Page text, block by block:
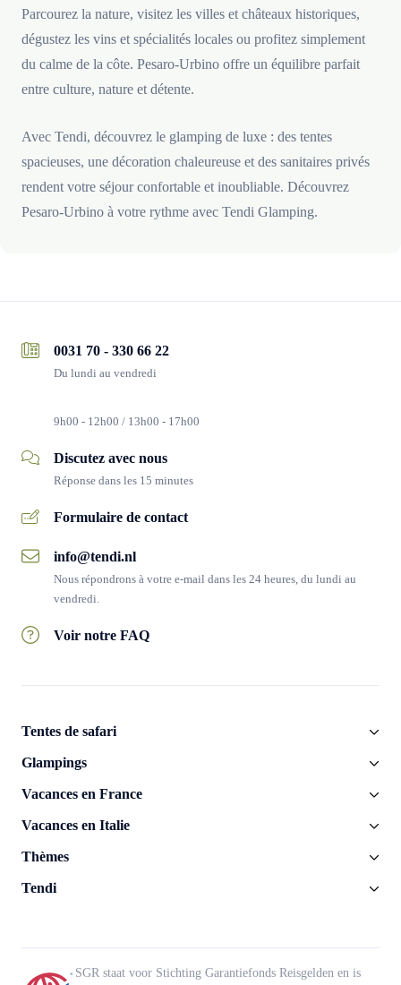
Parcourez la nature, visitez les villes et châteaux historiques,
dégustez les vins et spécialités locales ou profitez simplement
du calme de la côte. Pesaro-Urbino offre un équilibre parfait
entre culture, nature et détente.
Avec Tendi, découvrez le glamping de luxe : des tentes
spacieuses, une décoration chaleureuse et des sanitaires privés
rendent votre séjour confortable et inoubliable. Découvrez
Pesaro-Urbino à votre rythme avec Tendi Glamping.
0031 70 - 330 66 22
Du lundi au vendredi
9h00 - 12h00 / 13h00 - 17h00
Discutez avec nous
Réponse dans les 15 minutes
Formulaire de contact
info@tendi.nl
Nous répondrons à votre e-mail dans les 24 heures, du lundi au
vendredi.
Voir notre FAQ
Tentes de safari
Glampings
Vacances en France
Vacances en Italie
Thèmes
Tendi
SGR staat voor Stichting Garantiefonds Reisgelden en is